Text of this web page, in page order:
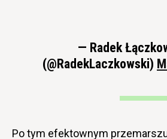
— Radek
(@RadekLaczkowski)
Po tym efektownym